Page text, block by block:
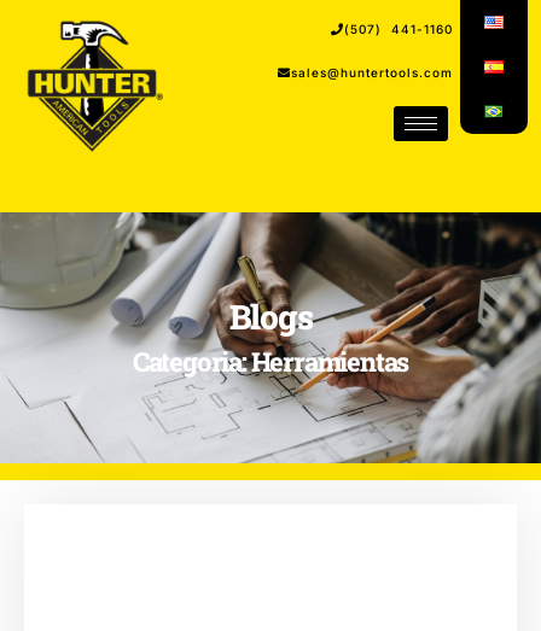
(507) 441-1160
sales@huntertools.com
Blogs
Categoria: Herramientas